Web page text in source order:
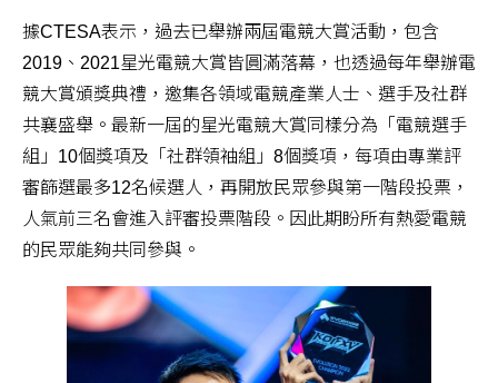
據CTESA表示，過去已舉辦兩屆電競大賞活動，包含
2019、2021星光電競大賞皆圓滿落幕，也透過每年舉辦電
競大賞頒獎典禮，邀集各領域電競產業人士、選手及社群
共襄盛舉。最新一屆的星光電競大賞同樣分為「電競選手
組」10個獎項及「社群領袖組」8個獎項，每項由專業評
審篩選最多12名候選人，再開放民眾參與第一階段投票，
人氣前三名會進入評審投票階段。因此期盼所有熱愛電競
的民眾能夠共同參與。